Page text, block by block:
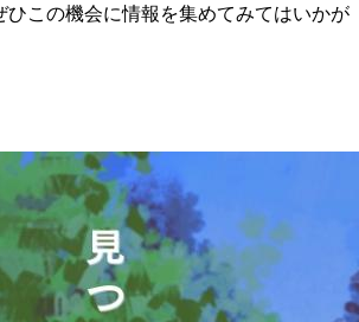
ひこの機会に情報を集めてみてはいかが